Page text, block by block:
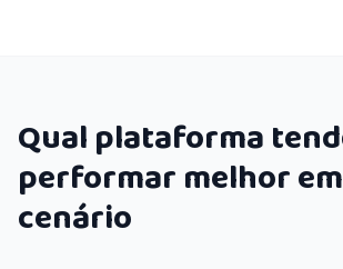
Qual plataforma
performar melhor
cenário